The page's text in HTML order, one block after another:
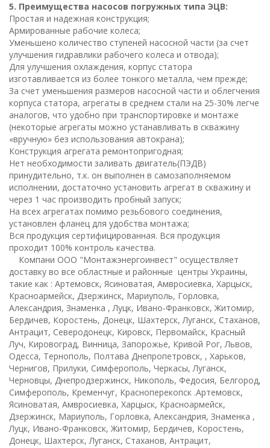
5. Преимущества насосов погружных типа ЭЦВ:
Простая и надежная конструкция;
Армированные рабочие колеса;
Уменьшено количество ступеней насосной части (за счет
улучшения гидравлики рабочего колеса и отвода);
Для улучшения охлаждения, корпус статора
изготавливается из более тонкого металла, чем прежде;
За счет уменьшения размеров насосной части и облегчения
корпуса статора, агрегаты в среднем стали на 25-30% легче
аналогов, что удобно при транспортировке и монтаже
(некоторые агрегаты можно устанавливать в скважину
«вручную» без использования автокрана);
Конструкция агрегата ремонтопригодная;
Нет необходимости заливать двигатель(ПЭДВ)
принудительно, т.к. он выполнен в самозаполняемом
исполнении, достаточно установить агрегат в скважину и
через 1 час производить пробный запуск;
На всех агрегатах помимо резьбового соединения,
установлен фланец для удобства монтажа;
Вся продукция сертифицированная. Вся продукция
проходит 100% контроль качества.
Компани ООО "Монтажэнергоинвест" осуществляет
доставку во все областные и районные центры Украины,
такие как : Артемовск, Ясиноватая, Амвросиевка, Харцыск,
Красноармейск, Дзержинск, Мариуполь, Горловка,
Александрия, Знаменка , Луцк, Ивано-Франковск, Житомир,
Бердичев, Коростень, Донецк, Шахтерск, Луганск, Стаханов,
Антрацит, Северодонецк, Кировск, Первомайск, Красный
Луч, Кировоград, Винница, Запорожье, Кривой Рог, Львов,
Одесса, Тернополь, Полтава Днепропетровск, , Харьков,
Чернигов, Прилуки, Симферополь, Черкасы, Луганск,
Черновцы, Днепродзержинск, Никополь, Федосия, Белгород,
Симферополь, Кременчуг, Красноперекопск .Артемовск,
Ясиноватая, Амвросиевка, Харцыск, Красноармейск,
Дзержинск, Мариуполь, Горловка, Александрия, Знаменка ,
Луцк, Ивано-Франковск, Житомир, Бердичев, Коростень,
Донецк, Шахтерск, Луганск, Стаханов, Антрацит,